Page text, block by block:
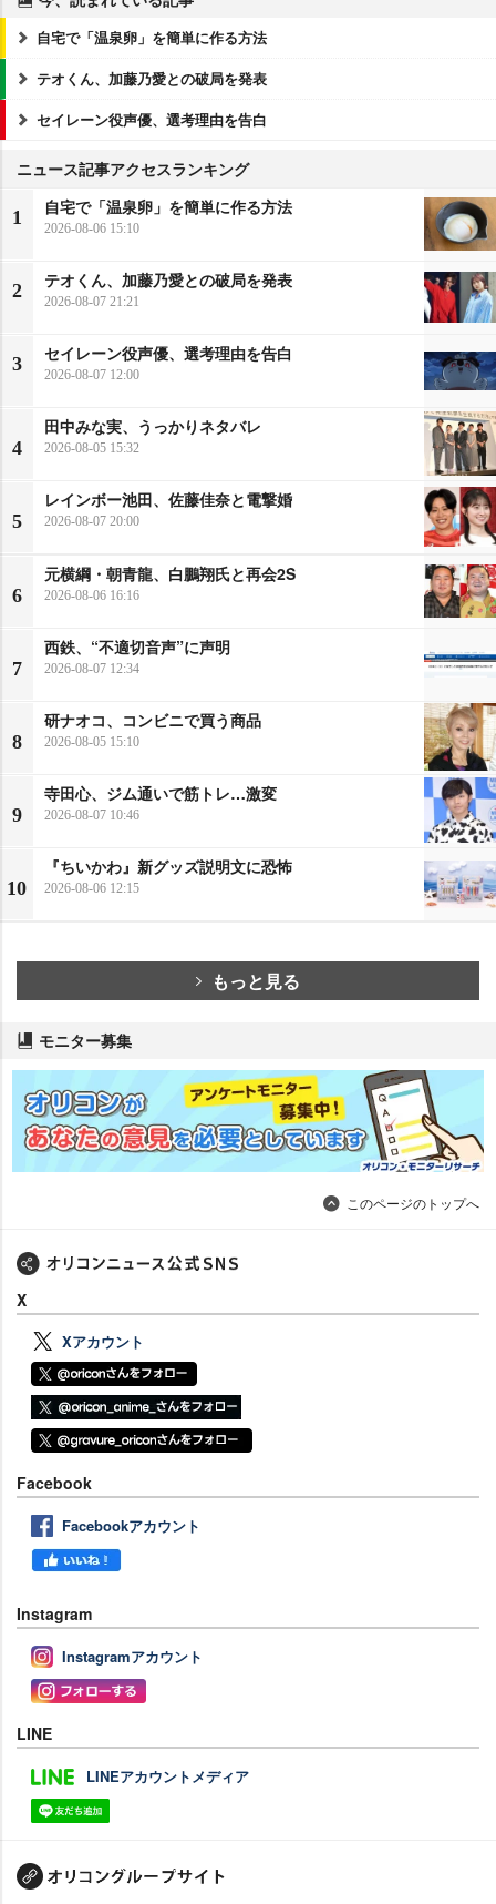
自宅で「温泉卵」を簡単に作る方法
テオくん、加藤乃愛との破局を発表
セイレーン役声優、選考理由を告白
ニュース記事アクセスランキング
1
自宅で「温泉卵」を簡単に作る方法
2026-08-06 15:10
2
テオくん、加藤乃愛との破局を発表
2026-08-07 21:21
3
セイレーン役声優、選考理由を告白
2026-08-07 12:00
4
田中みな実、うっかりネタバレ
2026-08-05 15:32
5
レインボー池田、佐藤佳奈と電撃婚
2026-08-07 20:00
6
元横綱・朝青龍、白鵬翔氏と再会2S
2026-08-06 16:16
7
西鉄、“不適切音声”に声明
2026-08-07 12:34
8
研ナオコ、コンビニで買う商品
2026-08-05 15:10
9
寺田心、ジム通いで筋トレ…激変
2026-08-07 10:46
10
『ちいかわ』新グッズ説明文に恐怖
2026-08-06 12:15
もっと見る
モニター募集
このページのトップへ
X
Xアカウント
Facebook
Facebookアカウント
Instagram
Instagramアカウント
LINE
LINEアカウントメディア